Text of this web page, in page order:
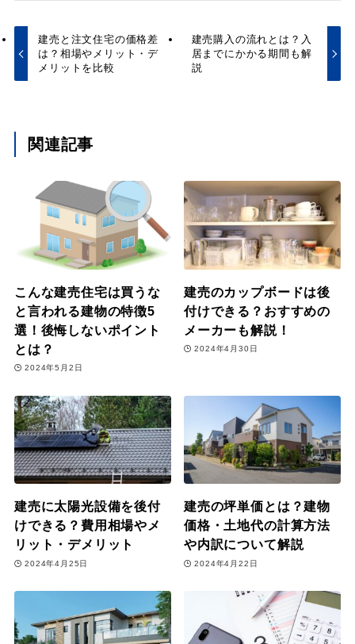
建売と注文住宅の価格差
は？相場やメリット・デ
メリットを比較
建売購入の流れとは？入
居までにかかる期間も解
説
関連記事
こんな建売住宅は買うな
と言われる建物の特徴5
選！後悔しないポイント
とは？
2024年5月2日
建売のカップボードは後
付けできる？おすすめの
メーカーも解説！
2024年4月30日
建売に太陽光設備を後付
けできる？費用相場やメ
リット・デメリット
2024年4月25日
建売の坪単価とは？建物
価格・土地代の計算方法
や内訳について解説
2024年4月22日